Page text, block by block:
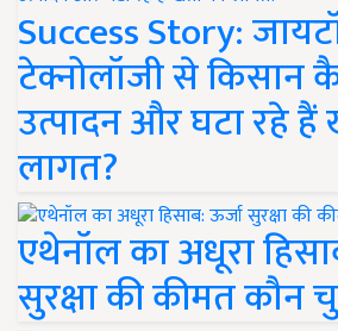
Success Story:
टेक्नोलॉजी से किसान
उत्पादन और घटा रहे हैं
लागत?
एथेनॉल का अधूरा
सुरक्षा की कीमत कौन